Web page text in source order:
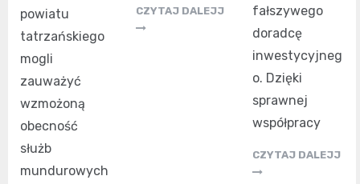
powiatu
tatrzańskiego
mogli
zauważyć
wzmożoną
obecność
służb
mundurowych
CZYTAJ DALEJJ
fałszywego
doradcę
inwestycyjneg
o. Dzięki
sprawnej
współpracy
CZYTAJ DALEJJ